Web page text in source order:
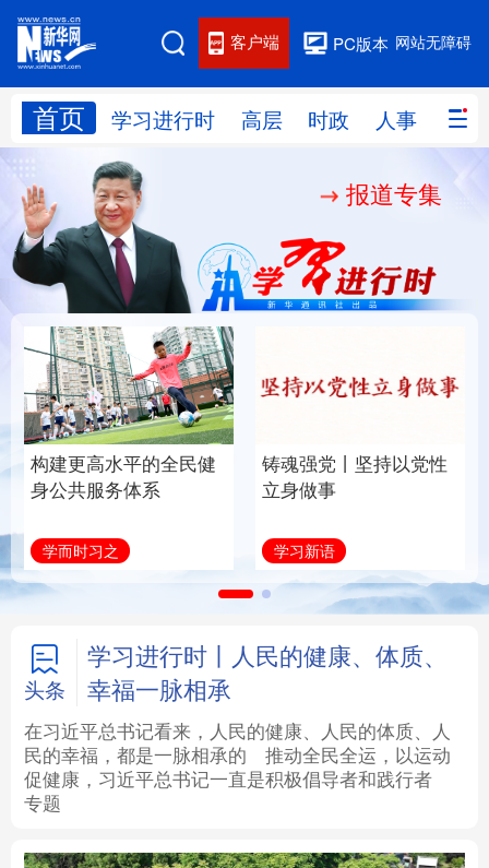
网站无障碍
PC版本
客户端
首页 学习进行时 高层 时政 人事 国际
网站地图
学习进行时 人事
国际 财经 网评
思客智库 全球连线 教育
科技 科创
文化 书画
访谈 视频 图片 政务
信息化 数字经济
学术中国 乡村振兴 银龄 溯源中国
城市 旅游
彩票 娱乐 时尚 悦读
公益
报道专集
构建更高水平的全民健
身公共服务体系
学而时习之
铸魂强党丨坚持以党性
立身做事
学习新语
头条
学习进行时丨人民的健康、体质、
幸福一脉相承
在习近平总书记看来，人民的健康、人民的体质、人
民的幸福，都是一脉相承的
推动全民全运，以运动
促健康，习近平总书记一直是积极倡导者和践行者
专题